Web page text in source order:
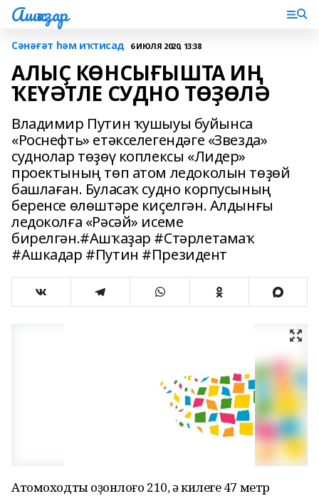
Ашҡаҙар
Сәнәғәт һәм иҡтисад 6 ИЮЛЯ 2020, 13:38
АЛЫҪ КӨНСЫҒЫШТА ИҢ
ҠЕҮӘТЛЕ СУДНО ТӨҘӨЛӘ
Владимир Путин ҡушыуы буйынса
«Роснефть» етәкселегендәге «Звезда»
суднолар төҙөү коплексы «Лидер»
проектының төп атом ледоколын төҙөй
башлаған. Буласаҡ судно корпусының
беренсе өлөштәре киҫелгән. Алдынғы
ледоколға «Рәсәй» исеме
бирелгән.#Ашҡаҙар #Стәрлетамаҡ
#Ашкадар #Путин #Президент
Атомоходтың оҙонлоғо 210, ә киңлеге 47 метр